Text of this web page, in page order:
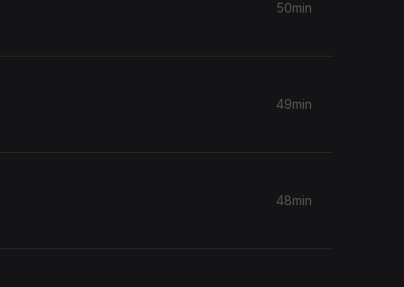
50min
49min
48min